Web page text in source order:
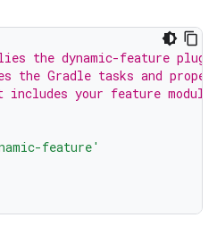
the dynamic-feature
the Gradle tasks and
includes your feature
feature'